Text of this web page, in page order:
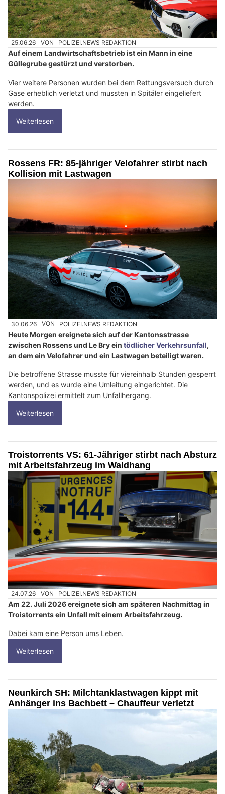
25.06.26 VON POLIZEI.NEWS REDAKTION
Auf einem Landwirtschaftsbetrieb ist ein Mann in eine
Güllegrube gestürzt und verstorben.
Vier weitere Personen wurden bei dem Rettungsversuch durch
Gase erheblich verletzt und mussten in Spitäler eingeliefert
werden.
Weiterlesen
Rossens FR: 85-jähriger Velofahrer stirbt nach
Kollision mit Lastwagen
30.06.26 VON POLIZEI.NEWS REDAKTION
Heute Morgen ereignete sich auf der Kantonsstrasse
zwischen Rossens und Le Bry ein tödlicher Verkehrsunfall,
an dem ein Velofahrer und ein Lastwagen beteiligt waren.
Die betroffene Strasse musste für viereinhalb Stunden gesperrt
werden, und es wurde eine Umleitung eingerichtet. Die
Kantonspolizei ermittelt zum Unfallhergang.
Weiterlesen
Troistorrents VS: 61-Jähriger stirbt nach Absturz
mit Arbeitsfahrzeug im Waldhang
24.07.26 VON POLIZEI.NEWS REDAKTION
Am 22. Juli 2026 ereignete sich am späteren Nachmittag in
Troistorrents ein Unfall mit einem Arbeitsfahrzeug.
Dabei kam eine Person ums Leben.
Weiterlesen
Neunkirch SH: Milchtanklastwagen kippt mit
Anhänger ins Bachbett – Chauffeur verletzt